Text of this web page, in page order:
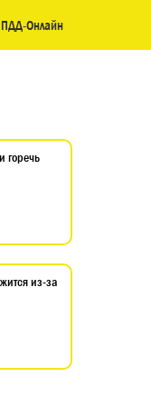
ПДД-Онлайн
горечь
из-за